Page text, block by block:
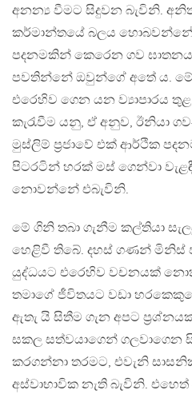
අනන්‍ය වීමට සිදුවන බැවිනි.
කර්මාන්තයේ බලය හොබවන්නේ
පදනමකින් කෙරෙන ගව
පවතින්නේ ඔවුන්ගේ අතේ ය.
එරෙහිව ගෙන යන ව්‍යාපාරය
කැරැවීම යනු, ඒ අනුව, ඊනියා
මුස්ලිම් ප‍්‍රජාවේ එක් ආර්ථික
පිටරටින් හරක් මස් ගෙන්වා
නොවන්නේ එබැවිනි.
මේ ගිනි තබා ගැනීම කල්තියා
හෙළිවී තිබේ. දහස් ගණන් මිනිස්
යුද්ධයට එරෙහිව වචනයක්
තමාගේ ජීවිතයට වඩා
ඇතැ යි සිතීම ගැන අපට
සකල සත්වයාගෙන් ගලවාගෙන
කරගන්නා තරමට, එවැනි
අස්වාභාවික නැති බැවිනි.